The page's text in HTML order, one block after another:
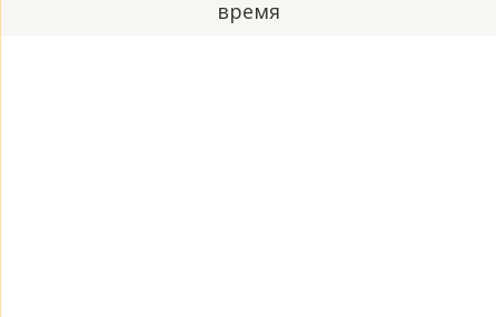
время